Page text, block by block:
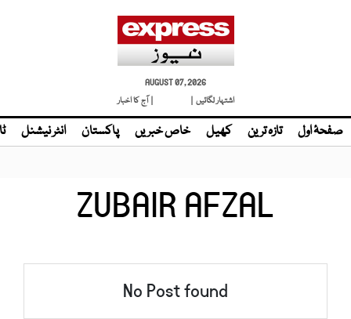
AUGUST 07, 2026
اشتہار لگائیں |
| آج کا اخبار
صفحۂ اول تازہ ترین کھیل خاص خبریں پاکستان انٹر نیشنل
ZUBAIR AFZAL
No Post found